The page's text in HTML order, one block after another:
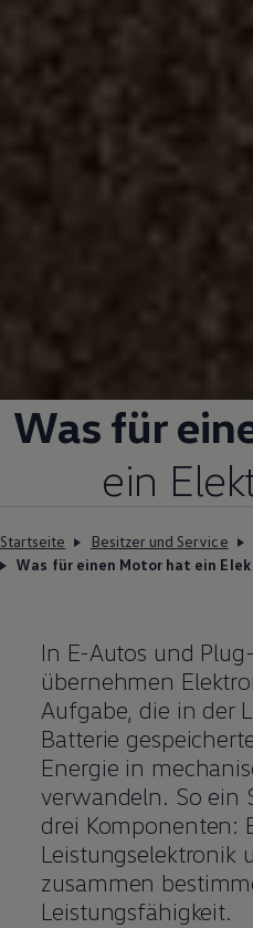
Was für
ein
Startseite Besitzer und Service
Was für einen Motor hat ein
In E-Autos und
übernehmen
Aufgabe, die in der
Batterie
Energie in
verwandeln. So ein
drei Komponenten:
Leistungselektronik
zusammen
Leistungsfähigkeit.